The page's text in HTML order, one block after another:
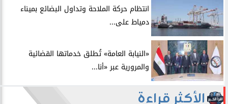
انتظام حركة الملاحة وتداول البضائع بميناء
دمياط على...
​«النيابة العامة» تُطلق خدماتها القضائية
والمرورية عبر «أنا...
الأكثر قراءة